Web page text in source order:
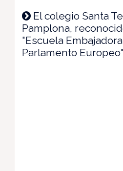
El colegio Santa
Pamplona,
"Escuela
Parlamento Europeo"